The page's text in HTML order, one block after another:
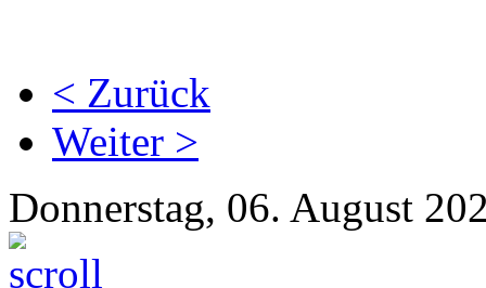
< Zurück
Weiter >
Donnerstag, 06. August